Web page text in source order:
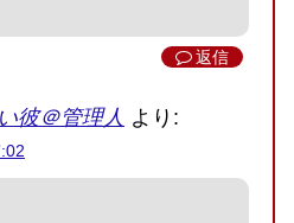
返信
彼＠管理人 より: